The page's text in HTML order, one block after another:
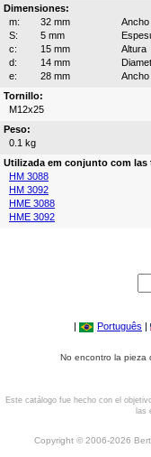
Dimensiones:
m:
32 mm
S:
5 mm
c:
15 mm
Altura
d:
14 mm
e:
28 mm
Tornillo:
M12x25
Peso:
0.1 kg
Utilizada em conjunto com las
HM 3088
HM 3092
HME 3088
HME 3092
| Português |
No encontro la pieza
Este catálogo fue hecho con el
las
Copyright © 2006-2026